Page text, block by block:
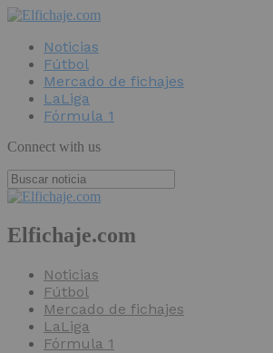
Noticias
Fútbol
Mercado de fichajes
LaLiga
Fórmula 1
Connect with us
Elfichaje.com
Noticias
Fútbol
Mercado de fichajes
LaLiga
Fórmula 1